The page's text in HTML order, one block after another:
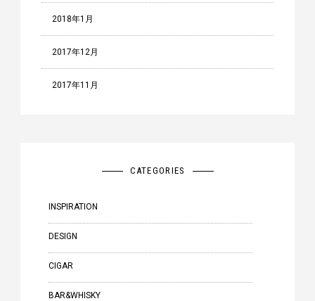
2018年1月
2017年12月
2017年11月
CATEGORIES
INSPIRATION
DESIGN
CIGAR
BAR&WHISKY